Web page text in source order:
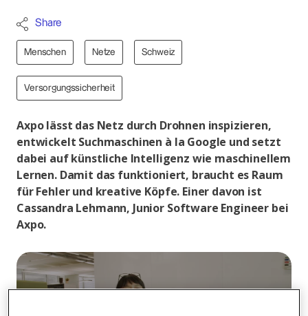
Share
Menschen Netze Schweiz
Versorgungssicherheit
Axpo lässt das Netz durch Drohnen inspizieren,
entwickelt Suchmaschinen à la Google und setzt
dabei auf künstliche Intelligenz wie maschinellem
Lernen. Damit das funktioniert, braucht es Raum
für Fehler und kreative Köpfe. Einer davon ist
Cassandra Lehmann, Junior Software Engineer bei
Axpo.